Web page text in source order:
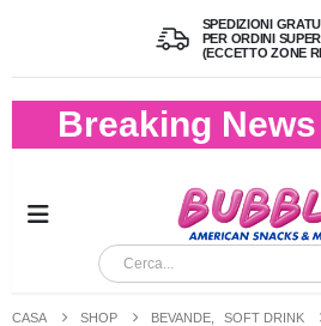
SPEDIZIONI
PER ORDINI
(ECCETTO ZONE
Breaking News
CASA SHOP BEVANDE
SOFT DRINK